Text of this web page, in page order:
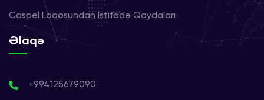
Caspel Loqosundan İstifadə Qaydaları
Əlaqə
+994125679090